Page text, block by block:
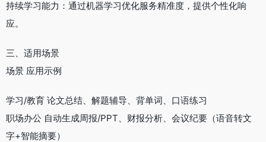
持续学习能力：通过机器学习优化服务精准度，提供个性化响
应。
三、适用场景
场景 应用示例
学习/教育 论文总结、解题辅导、背单词、口语练习
职场办公 自动生成周报/PPT、财报分析、会议纪要（语音转文
字+智能摘要）